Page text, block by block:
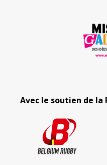
Avec le soutien de